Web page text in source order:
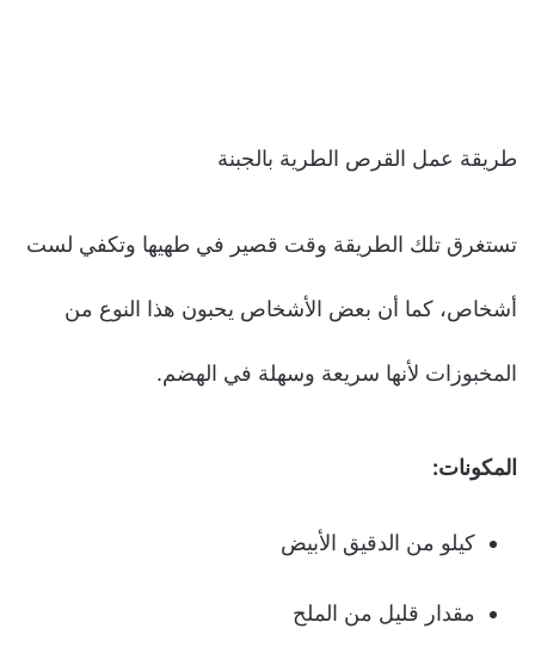
طريقة عمل القرص الطرية بالجبنة
تستغرق تلك الطريقة وقت قصير في طهيها وتكفي لست
أشخاص، كما أن بعض الأشخاص يحبون هذا النوع من
المخبوزات لأنها سريعة وسهلة في الهضم.
المكونات:
كيلو من الدقيق الأبيض
مقدار قليل من الملح